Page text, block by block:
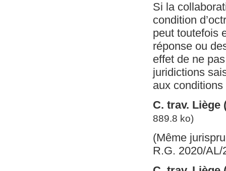
Si la
condition
peut toutefois
réponse ou
effet de ne
juridictions
aux conditions
C. trav. Liège
889.8 ko)
(Même
R.G. 2020/AL/